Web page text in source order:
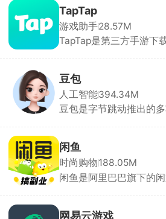
实体卡、排队充值。需要
实名绑定才能用，充值走
每一笔花销都能查账单。
和食堂都在用，是住校
TapTap
游戏助手28.57M
TapTap是第三方手游下
来自平台实名玩家，帮助
玩游戏无需下载，点开即
清流式试玩，省存储、低
3A 手游。每款游戏自带
约未上线游戏，开测/发
收藏列表云同步，换机不
豆包
人工智能394.34M
豆包是字节跳动推出的
解用户问题，提供直击重
持语音输入与输出，提供
择，甚至支持方言对话，
高，交流自然流畅。回
闲鱼
时尚购物188.05M
闲鱼是阿里巴巴旗下的
品，添加商品图片、描述
网易云游戏